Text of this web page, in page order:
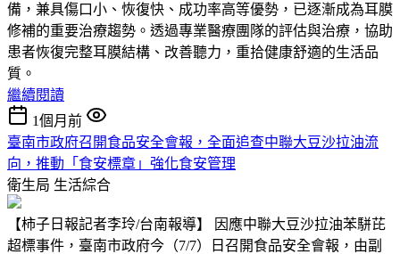
備，兼具傷口小、恢復快、成功率高等優勢，已逐漸成為耳膜
修補的重要治療趨勢。透過專業醫療團隊的評估與治療，協助
患者恢復完整耳膜結構、改善聽力，重拾健康舒適的生活品
質。
繼續閱讀
1個月前
臺南市政府召開食品安全會報，全面追查中聯大豆沙拉油流
向，推動「食安標章」強化食安管理
衛生局 生活綜合
【柿子日報記者李玲/台南報導】 因應中聯大豆沙拉油苯駢芘
超標事件，臺南市政府今（7/7）日召開食品安全會報，由副